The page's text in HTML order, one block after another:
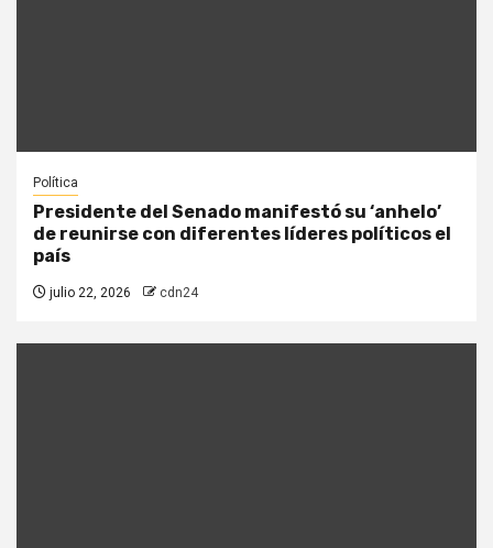
Política
Presidente del Senado manifestó su ‘anhelo’
de reunirse con diferentes líderes políticos el
país
julio 22, 2026 cdn24